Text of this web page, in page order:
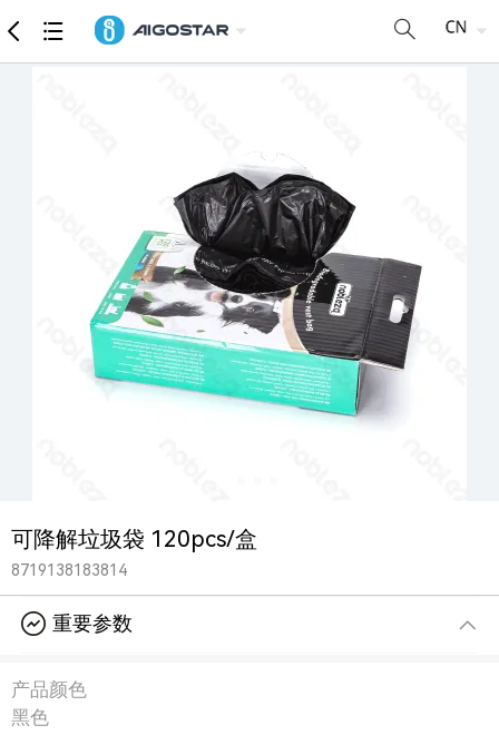
商品 详细参数
可降解垃圾袋 120pcs/盒
8719138183814
重要参数
产品颜色
黑色